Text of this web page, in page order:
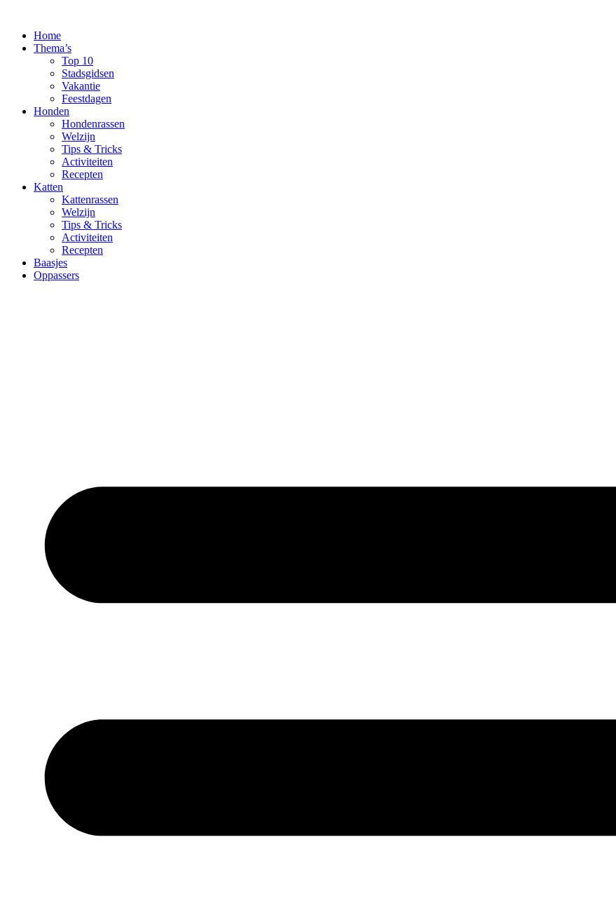
inhoud
Home
Thema’s
Top 10
Stadsgidsen
Vakantie
Feestdagen
Honden
Hondenrassen
Welzijn
Tips & Tricks
Activiteiten
Recepten
Katten
Kattenrassen
Welzijn
Tips & Tricks
Activiteiten
Recepten
Baasjes
Oppassers